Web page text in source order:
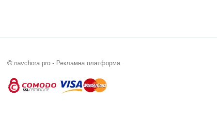
© navchora.pro - Рекламна платформа